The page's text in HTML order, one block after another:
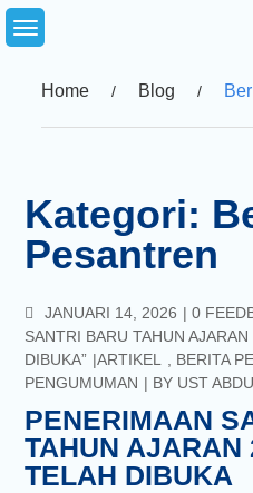
Skip
Home Blog
Kategori:
Pesantren
JANUARI 14, 2026
0
SANTRI BARU TAHUN
DIBUKA” ARTIKEL BERITA
PENGUMUMAN
BY UST
PENERIMAAN
TAHUN AJARAN
TELAH DIBUKA